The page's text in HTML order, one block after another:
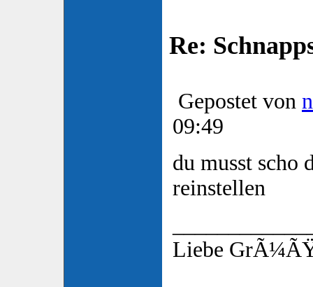
Re:
Gepostet von
09:49
du musst scho
reinstellen
Liebe